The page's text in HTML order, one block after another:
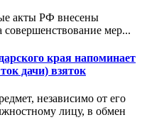
акты РФ внесены
мер...
края напоминает
дачи) взяток
независимо от его
лицу, в обмен